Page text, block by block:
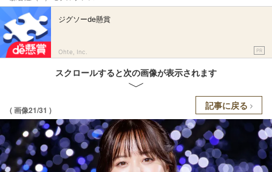
ジグソーde懸賞
Ohte, Inc. PR
スクロールすると次の画像が表示されます
( 画像21/31 ) 記事に戻る